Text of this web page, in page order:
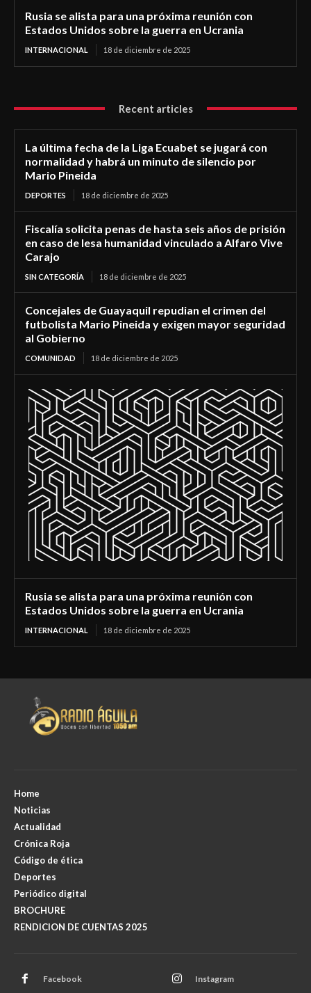
Rusia se alista para una próxima reunión con
Estados Unidos sobre la guerra en Ucrania
INTERNACIONAL 18 de diciembre de 2025
Recent articles
La última fecha de la Liga Ecuabet se jugará con
normalidad y habrá un minuto de silencio por
Mario Pineida
DEPORTES 18 de diciembre de 2025
Fiscalía solicita penas de hasta seis años de prisión
en caso de lesa humanidad vinculado a Alfaro Vive
Carajo
SIN CATEGORÍA 18 de diciembre de 2025
Concejales de Guayaquil repudian el crimen del
futbolista Mario Pineida y exigen mayor seguridad
al Gobierno
COMUNIDAD 18 de diciembre de 2025
Rusia se alista para una próxima reunión con
Estados Unidos sobre la guerra en Ucrania
INTERNACIONAL 18 de diciembre de 2025
Home
Noticias
Actualidad
Crónica Roja
Código de ética
Deportes
Periódico digital
BROCHURE
RENDICION DE CUENTAS 2025
Facebook Instagram